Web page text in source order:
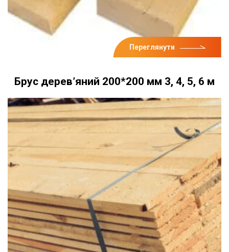
Переглянути
Брус дерев’яний 200*200 мм 3, 4, 5, 6 м